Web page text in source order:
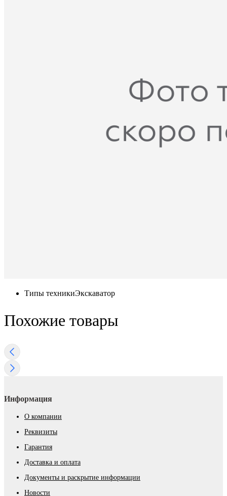
Типы техникиЭкскаватор
Похожие товары
Информация
О компании
Реквизиты
Гарантия
Доставка и оплата
Документы и раскрытие информации
Новости